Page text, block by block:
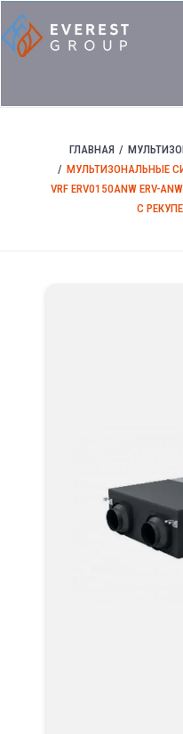
ГЛАВНАЯ
МУЛЬТИЗОНАЛЬНЫЕ
VRF ERV0150ANW ERV-
С